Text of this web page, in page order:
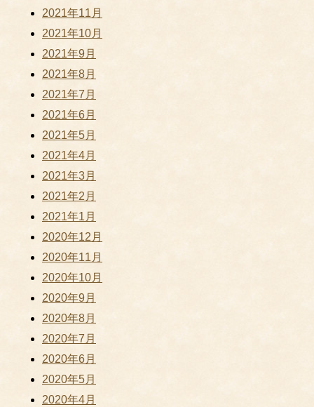
2021年11月
2021年10月
2021年9月
2021年8月
2021年7月
2021年6月
2021年5月
2021年4月
2021年3月
2021年2月
2021年1月
2020年12月
2020年11月
2020年10月
2020年9月
2020年8月
2020年7月
2020年6月
2020年5月
2020年4月